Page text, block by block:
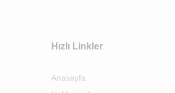
Hızlı Linkler
Anasayfa